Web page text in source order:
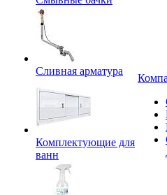
Сливная арматура
Комплектующие для
ванн